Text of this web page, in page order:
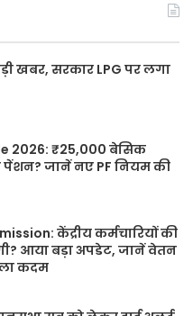
खबर, सरकार LPG पर लगा
2026: ₹25,000 बेसिक
पेंशन? जानें नए PF नियम की
केंद्रीय कर्मचारियों की
आया बड़ा अपडेट, जानें वेतन
कदम